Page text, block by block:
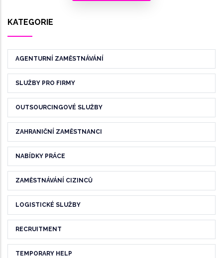
KATEGORIE
AGENTURNÍ ZAMĚSTNÁVÁNÍ
SLUŽBY PRO FIRMY
OUTSOURCINGOVÉ SLUŽBY
ZAHRANIČNÍ ZAMĚSTNANCI
NABÍDKY PRÁCE
ZAMĚSTNÁVÁNÍ CIZINCŮ
LOGISTICKÉ SLUŽBY
RECRUITMENT
TEMPORARY HELP